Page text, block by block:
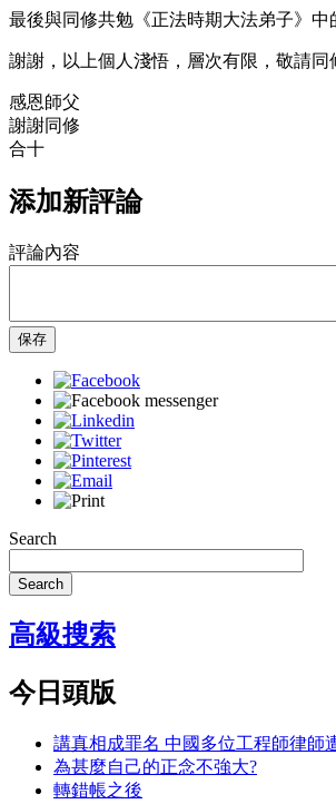
最後與同修共勉《正法時期大法弟子》
謝謝，以上個人淺悟，層次有限，敬請同
感恩師父
謝謝同修
合十
添加新評論
評論內容
保存
Search
Search
高級搜索
今日頭版
講真相成罪名 中國多位工程師律師
為甚麼自己的正念不強大?
轉錯帳之後